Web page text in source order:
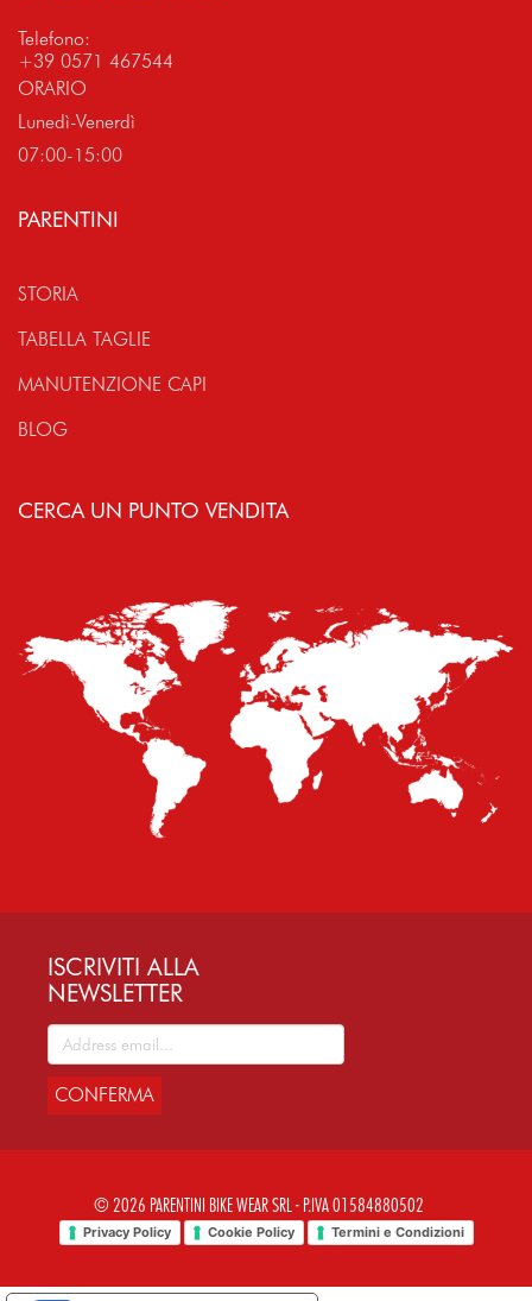
Telefono:
+39 0571 467544
ORARIO
Lunedì-Venerdì
07:00-15:00
PARENTINI
STORIA
TABELLA TAGLIE
MANUTENZIONE CAPI
BLOG
CERCA UN PUNTO VENDITA
ISCRIVITI ALLA
NEWSLETTER
CONFERMA
© 2026 PARENTINI BIKE WEAR SRL - P.IVA 01584880502
Privacy Policy Cookie Policy Termini e Condizioni